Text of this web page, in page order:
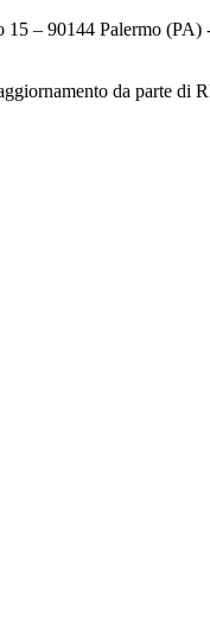
– 90144 Palermo (PA)
da parte